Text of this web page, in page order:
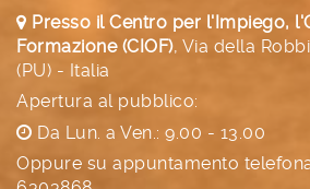
Presso il Centro per l'Impiego,
Formazione (CIOF), Via della
(PU) - Italia
Apertura al pubblico:
Da Lun. a Ven.: 9.00 - 13.00
Oppure su appuntamento